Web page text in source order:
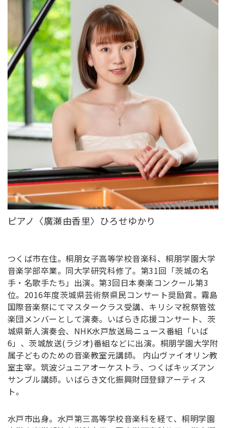
ピアノ〈廣瀬由香里〉ひろせゆかり
つくば市在住。桐朋女子高等学校音楽科、桐朋学園大学
音楽学部卒業。同大学研究科修了。第31回「茨城の名
手・名歌手たち」出演。第3回日本奏楽コンクール第3
位。2016年度茨城県芸術祭県民コンサート奨励賞。霧島
国際音楽祭にてマスタークラス受講、キリシマ祝祭管弦
楽団メンバーとして演奏。いばらき応援コンサート、茨
城県新人演奏会、NHK水戸放送局ニュース番組「いば
6」、茨城放送(ラジオ)番組などに出演。桐朋学園大学附
属子どものための音楽教室元講師。 内山ヴァイオリン教
室主宰。筑波ジュニアオーケストラ、つくばキッズアン
サンブル講師。いばらき文化振興財団登録アーティス
ト。
水戸市出身。水戸第三高等学校音楽科を経て、桐明学園